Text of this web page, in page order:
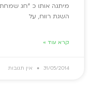
מיתגה אותו כ "חג
השגת רווח, על
קרא עוד »
31/05/2014 אין תגובות